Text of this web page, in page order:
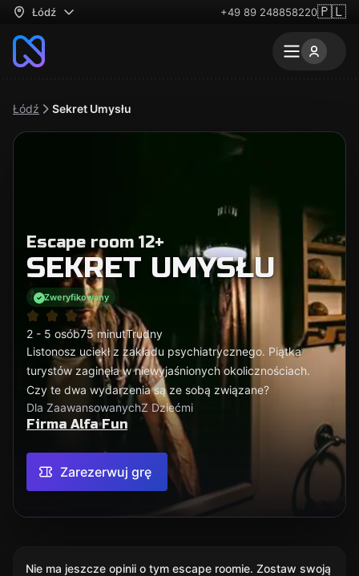
Łódź +49 89 248858220🇵🇱
Łódź Sekret Umysłu
Escape room 12+
SEKRET UMYSŁU
Zweryfikowany
2 - 5 osób75 minutTrudny
Listonosz uciekł z zakładu psychiatrycznego. Piątka
turystów zaginęła w niewyjaśnionych okolicznościach.
Czy te dwa wydarzenia są ze sobą związane?
Dla ZaawansowanychZ Dziećmi
Firma Alfa Fun
Zarezerwuj grę
Nie ma jeszcze opinii o tym escape roomie. Zostaw swoją